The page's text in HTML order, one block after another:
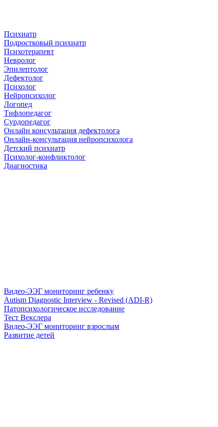
Психиатр
Подростковый психиатр
Психотерапевт
Невролог
Эпилептолог
Дефектолог
Психолог
Нейропсихолог
Логопед
Тифлопедагог
Сурдопедагог
Онлайн консультация дефектолога
Онлайн-консультация нейропсихолога
Детский психиатр
Психолог-конфликтолог
Диагностика
Видео-ЭЭГ мониторинг ребенку
Autism Diagnostic Interview - Revised (ADI-R)
Патопсихологическое исследование
Тест Векслера
Видео-ЭЭГ мониторинг взрослым
Развитие детей